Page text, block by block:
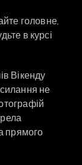
головне,
в курсі
Вікенду
не
прямого